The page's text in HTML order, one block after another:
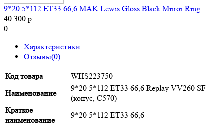
9*20 5*112 ET33 66,6 MAK Lewis Gloss Black Mirror Ring
40 300 р
0
Характеристики
Отзывы(0)
Код товара
WHS223750
Наименование
9*20 5*112 ET33 66,6 Replay VV260 SF
(конус, C570)
Краткое
наименование
9*20 5*112 ET33 66,6